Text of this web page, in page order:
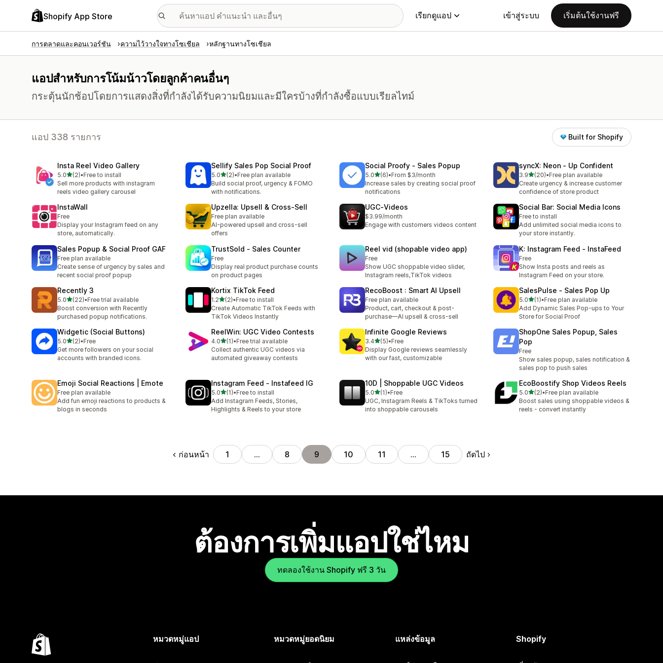
Shopify App Store เรียกดูแอป เข้าสู่ระบบ เริ่มต้นใช้งานฟรี
การตลาดและคอนเวอร์ชัน ความไว้วางใจทางโซเชียล หลักฐานทางโซเชียล
แอปสำหรับการโน้มน้าวโดยลูกค้าคนอื่นๆ
กระตุ้นนักช้อปโดยการแสดงสิ่งที่กำลังได้รับความนิยมและมีใครบ้างที่กำลังซื้อแบบเรียลไทม์
แอป 338 รายการ Built for Shopify
Insta Reel Video Gallery
5.0เต็ม 5 ดาว
(2)
ทั้งหมด 2 รีวิว
•Free to install
Sell more products with instagram
reels video gallery carousel
Sellify Sales Pop Social Proof
5.0เต็ม 5 ดาว
(2)
ทั้งหมด 2 รีวิว
•Free plan available
Build social proof, urgency & FOMO
with notifications.
Social Proofy ‑ Sales Popup
5.0เต็ม 5 ดาว
(6)
ทั้งหมด 6 รีวิว
•From $3/month
Increase sales by creating social proof
notifications
syncX: Neon ‑ Up Confident
3.9เต็ม 5 ดาว
(20)
ทั้งหมด 20 รีวิว
•Free plan available
Create urgency & increase customer
confidence of store product
InstaWall
Free
Display your Instagram feed on any
store, automatically.
Upzella: Upsell & Cross‑Sell
Free plan available
AI-powered upsell and cross-sell
offers
UGC‑Videos
$3.99/month
Engage with customers videos content
Social Bar: Social Media Icons
Free to install
Add unlimited social media icons to
your store instantly.
Sales Popup & Social Proof GAF
Free plan available
Create sense of urgency by sales and
recent social proof popup
TrustSold ‑ Sales Counter
Free
Display real product purchase counts
on product pages
Reel vid (shopable video app)
Free
Show UGC shoppable video slider,
Instagram reels,TikTok videos
K: Instagram Feed ‑ InstaFeed
Free
Show Insta posts and reels as
Instagram Feed on your store.
Recently 3
5.0เต็ม 5 ดาว
(22)
ทั้งหมด 22 รีวิว
•Free trial available
Boost conversion with Recently
purchased popup notifications.
Kortix TikTok Feed
1.2เต็ม 5 ดาว
(2)
ทั้งหมด 2 รีวิว
•Free to install
Create Automatic TikTok Feeds with
TikTok Videos Instantly
RecoBoost : Smart AI Upsell
Free plan available
Product, cart, checkout & post-
purchase—AI upsell & cross-sell
SalesPulse ‑ Sales Pop Up
5.0เต็ม 5 ดาว
(1)
ทั้งหมด 1 รีวิว
•Free plan available
Add Dynamic Sales Pop-ups to Your
Store for Social Proof
Widgetic (Social Buttons)
5.0เต็ม 5 ดาว
(2)
ทั้งหมด 2 รีวิว
•Free
Get more followers on your social
accounts with branded icons.
ReelWin: UGC Video Contests
4.0เต็ม 5 ดาว
(1)
ทั้งหมด 1 รีวิว
•Free trial available
Collect authentic UGC videos via
automated giveaway contests
Infinite Google Reviews
3.4เต็ม 5 ดาว
(5)
ทั้งหมด 5 รีวิว
•Free
Display Google reviews seamlessly
with our fast, customizable
ShopOne Sales Popup, Sales
Pop
Free
Show sales popup, sales notification &
sales pop to push sales
Emoji Social Reactions | Emote
Free plan available
Add fun emoji reactions to products &
blogs in seconds
Instagram Feed ‑ Instafeed IG
5.0เต็ม 5 ดาว
(1)
ทั้งหมด 1 รีวิว
•Free to install
Add Instagram Feeds, Stories,
Highlights & Reels to your store
10D | Shoppable UGC Videos
5.0เต็ม 5 ดาว
(1)
ทั้งหมด 1 รีวิว
•Free
UGC, Instagram Reels & TikToks turned
into shoppable carousels
EcoBoostify Shop Videos Reels
5.0เต็ม 5 ดาว
(2)
ทั้งหมด 2 รีวิว
•Free plan available
Boost sales using shoppable videos &
reels - convert instantly
ก่อนหน้า 1 … 8 9 10 11 … 15 ถัดไป
ต้องการเพิ่มแอปใช่ไหม
ทดลองใช้งาน Shopify ฟรี 3 วัน
หมวดหมู่แอป หมวดหมู่ยอดนิยม แหล่งข้อมูล Shopify